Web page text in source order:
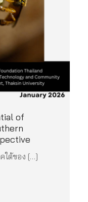
of
ใต้ของ […]